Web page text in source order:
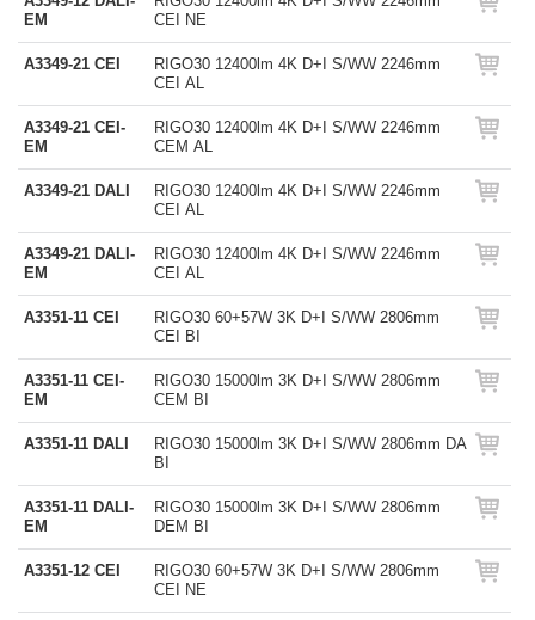
EM
CEI NE
A3349-21 CEI
RIGO30 12400lm 4K D+I S/WW 2246mm
CEI AL
A3349-21 CEI-
EM
RIGO30 12400lm 4K D+I S/WW 2246mm
CEM AL
A3349-21 DALI
RIGO30 12400lm 4K D+I S/WW 2246mm
CEI AL
A3349-21 DALI-
EM
RIGO30 12400lm 4K D+I S/WW 2246mm
CEI AL
A3351-11 CEI
RIGO30 60+57W 3K D+I S/WW 2806mm
CEI BI
A3351-11 CEI-
EM
RIGO30 15000lm 3K D+I S/WW 2806mm
CEM BI
A3351-11 DALI
RIGO30 15000lm 3K D+I S/WW 2806mm DA
BI
A3351-11 DALI-
EM
RIGO30 15000lm 3K D+I S/WW 2806mm
DEM BI
A3351-12 CEI
RIGO30 60+57W 3K D+I S/WW 2806mm
CEI NE